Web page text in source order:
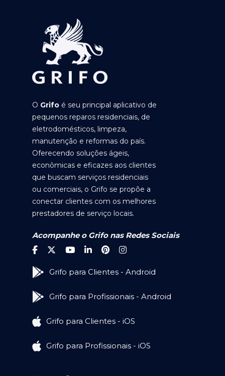
O Grifo é seu principal aplicativo de
pequenos reparos residenciais, de
eletrodomésticos, limpeza,
manutenção e reformas do país.
Oferecendo soluções ágeis,
econômicas e eficazes aos clientes
que buscam serviços residenciais
ou comerciais, o Grifo se propõe a
conectar clientes com os melhores
prestadores de serviço locais.
Acompanhe o Grifo nas Redes Sociais
Grifo para Clientes - Android
Grifo para Profissionais - Android
Grifo para Clientes - iOS
Grifo para Profissionais - iOS